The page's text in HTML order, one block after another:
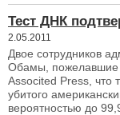
Тест ДНК
2.05.2011
Двое сотрудников
Обамы, пожелавшие
Associted Press, что
убитого
вероятностью до